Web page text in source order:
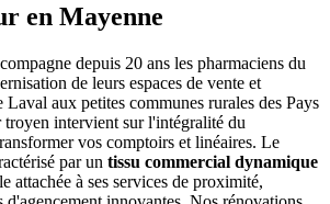
en Mayenne
depuis 20 ans les pharmaciens du
de leurs espaces de vente et
aux petites communes rurales des Pays
intervient sur l'intégralité du
vos comptoirs et linéaires. Le
par un tissu commercial dynamique
attachée à ses services de proximité,